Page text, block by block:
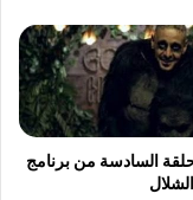
السادسة من برنامج